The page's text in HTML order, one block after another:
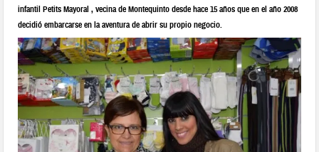
infantil Petits Mayoral , vecina de Montequinto desde hace 15 años que en el año 2008
decidió embarcarse en la aventura de abrir su propio negocio.